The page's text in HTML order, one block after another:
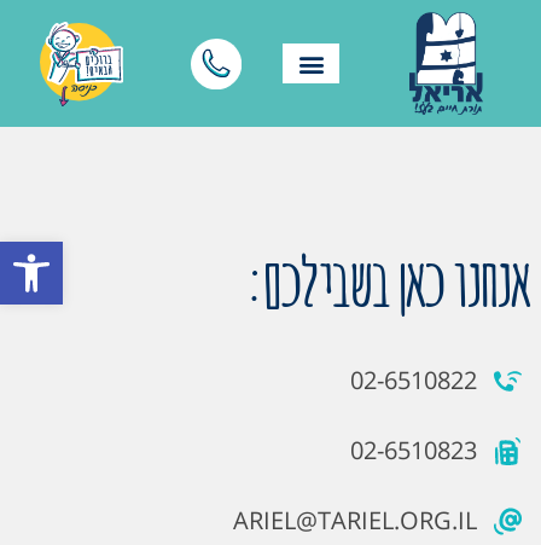
פתח אנחנו כאן בשבילכם:
02-6510822
02-6510823
ARIEL@TARIEL.ORG.IL